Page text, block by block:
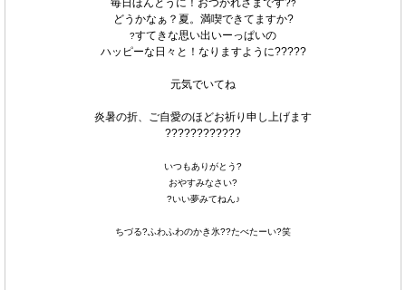
毎日ほんとうに！おつかれさまです??
どうかなぁ？夏。満喫できてますか?
?すてきな思い出いーっぱいの
ハッピーな日々と！なりますように?????
元気でいてね
炎暑の折、ご自愛のほどお祈り申し上げます
????????????
いつもありがとう?
おやすみなさい?
?いい夢みてねん♪
ちづる?ふわふわのかき氷??たべたーい?笑